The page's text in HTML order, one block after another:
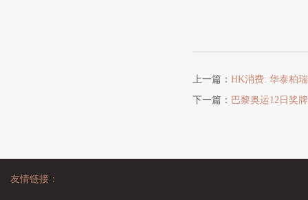
上一篇： HK消费: 华泰柏
下一篇： 巴黎奥运12日奖
友情链接：